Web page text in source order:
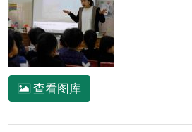
查看图库